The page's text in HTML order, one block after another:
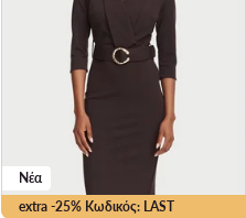
extra -25% Κωδικός: LAST
Νέα